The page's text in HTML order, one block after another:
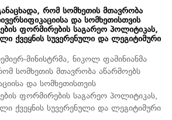
რომ სომხეთის მთავრობა
და სომხეთისთვის
ფორმირების საგარეო პოლიტიკას,
ქვეყნის სუვერენული და ლეგიტიმური
მინისტრმა, ნიკოლ ფაშინიანმა
სომხეთის მთავრობა აწარმოებს
და სომხეთისთვის
ფორმირების საგარეო პოლიტიკას,
ქვეყნის სუვერენული და ლეგიტიმური